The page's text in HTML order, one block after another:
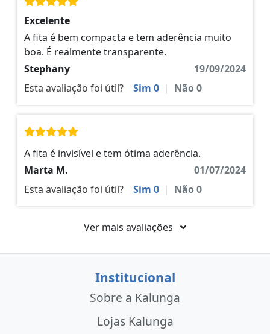
Excelente
A fita é bem compacta e tem aderência muito
boa. É realmente transparente.
Stephany
19/09/2024
Esta avaliação foi útil?
Sim 0 | Não0
A fita é invisível e tem ótima aderência.
Marta M.
01/07/2024
Esta avaliação foi útil?
Sim 0 | Não0
Ver mais avaliações
Institucional
Sobre a Kalunga
Lojas Kalunga